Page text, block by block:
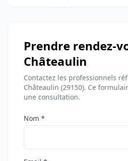
Prendre rendez-
Châteaulin
Contactez les professionnels
Châteaulin (29150). Ce
une consultation.
Nom *